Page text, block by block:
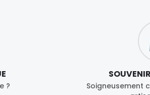
?
Soigneusement